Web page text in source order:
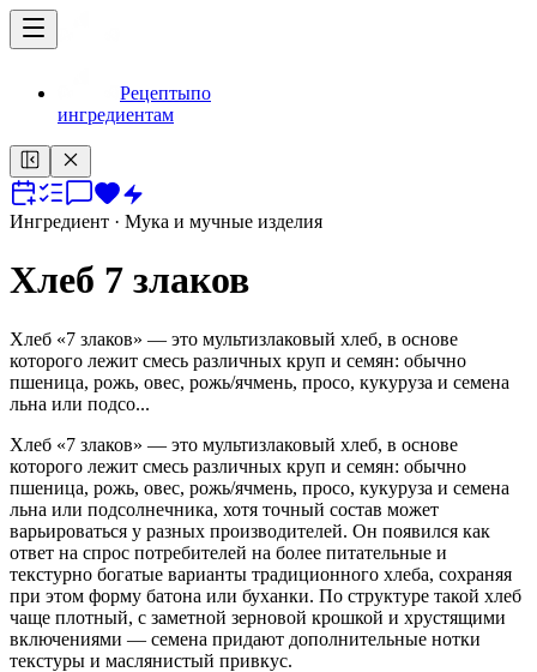
Рецептыпо
ингредиентам
Ингредиент · Мука и мучные изделия
Хлеб 7 злаков
Хлеб «7 злаков» — это мультизлаковый хлеб, в основе
которого лежит смесь различных круп и семян: обычно
пшеница, рожь, овес, рожь/ячмень, просо, кукуруза и семена
льна или подсо...
Хлеб «7 злаков» — это мультизлаковый хлеб, в основе
которого лежит смесь различных круп и семян: обычно
пшеница, рожь, овес, рожь/ячмень, просо, кукуруза и семена
льна или подсолнечника, хотя точный состав может
варьироваться у разных производителей. Он появился как
ответ на спрос потребителей на более питательные и
текстурно богатые варианты традиционного хлеба, сохраняя
при этом форму батона или буханки. По структуре такой хлеб
чаще плотный, с заметной зерновой крошкой и хрустящими
включениями — семена придают дополнительные нотки
текстуры и маслянистый привкус.